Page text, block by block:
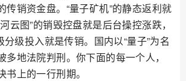
传销资金盘。“量子矿机”的静态返利就
云图”的销毁控盘就是后台操控涨跌，
分级投入就是传销。国内以“量子”为名
多地法院判刑。你下面的每一个人，
上的一行刑期。